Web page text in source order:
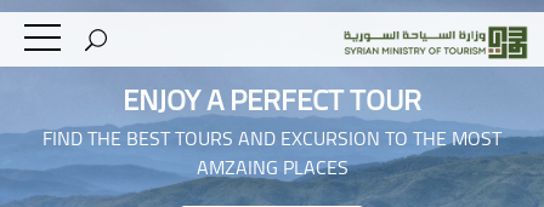
ENJOY A PERFECT TOUR
FIND THE BEST TOURS AND EXCURSION TO THE MOST
AMZAING PLACES